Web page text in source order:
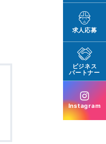
求人応募
ビジネス
パートナー
Instagram